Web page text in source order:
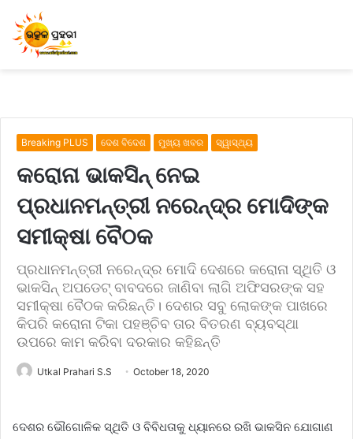
Breaking PLUS ଦେଶ ବିଦେଶ ମୁଖ୍ୟ ଖବର ସ୍ୱାସ୍ଥ୍ୟ
କରୋନା ଭାକସିନ୍ ନେଇ
ପ୍ରଧାନମନ୍ତ୍ରୀ ନରେନ୍ଦ୍ର ମୋଦିଙ୍କ
ସମୀକ୍ଷା ବୈଠକ
ପ୍ରଧାନମନ୍ତ୍ରୀ ନରେନ୍ଦ୍ର ମୋଦି ଦେଶରେ କରୋନା ସ୍ଥିତି ଓ
ଭାକସିନ୍ ଅପଡେଟ୍ ବାବଦରେ ଜାଣିବା ଲାଗି ଅଫିସରଙ୍କ ସହ
ସମୀକ୍ଷା ବୈଠକ କରିଛନ୍ତି। ଦେଶର ସବୁ ଲୋକଙ୍କ ପାଖରେ
କିପରି କରୋନା ଟିକା ପହଞ୍ଚିବ ତାର ବିତରଣ ବ୍ୟବସ୍ଥା
ଉପରେ କାମ କରିବା ଦରକାର କହିଛନ୍ତି
Utkal Prahari S.S October 18, 2020
ଦେଶର ଭୌଗୋଳିକ ସ୍ଥିତି ଓ ବିବିଧତାକୁ ଧ୍ୟାନରେ ରଖି ଭାକସିନ ଯୋଗାଣ